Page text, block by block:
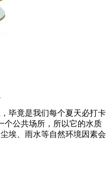
毕竟是我们每个夏天必打卡
个公共场所，所以它的水质
埃、雨水等自然环境因素会